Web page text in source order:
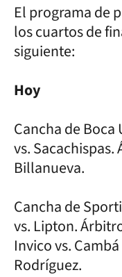
El programa de
los cuartos de
siguiente:
Hoy
Cancha de Boca
vs.
Billanueva.
Cancha de
vs. Lipton.
Invico vs.
Rodríguez.